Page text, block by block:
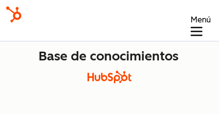
Menú
Base de conocimientos